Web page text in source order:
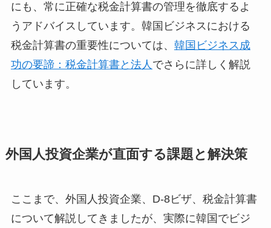
にも、常に正確な税金計算書の管理を徹底するよ
うアドバイスしています。韓国ビジネスにおける
税金計算書の重要性については、 韓国ビジネス成
功の要諦：税金計算書と法人 でさらに詳しく解説
しています。
外国人投資企業が直面する課題と解決策
ここまで、外国人投資企業、D-8ビザ、税金計算書
について解説してきましたが、実際に韓国でビジ